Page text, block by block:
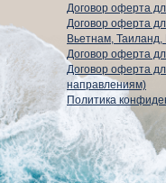
Договор оферта
Договор оферта
Вьетнам,
⁠Договор оферта
Договор оферта
направлениям)
Политика